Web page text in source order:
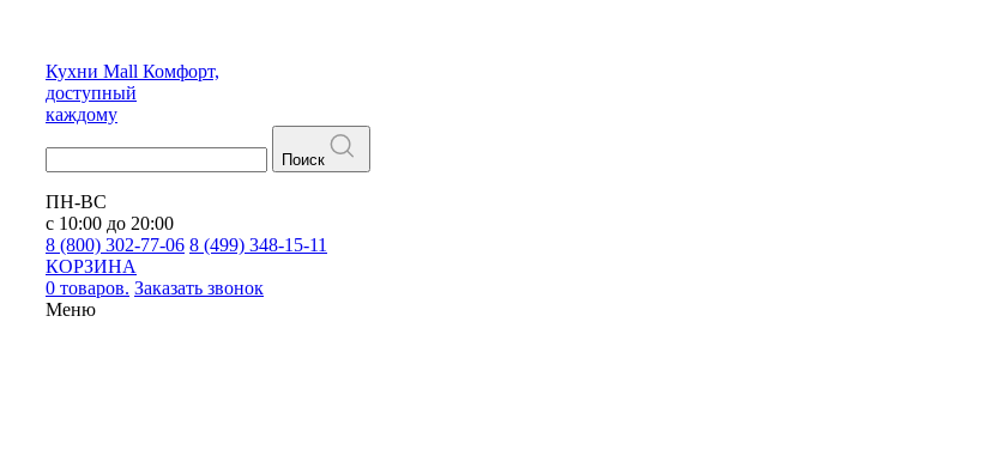
Кухни Mall Комфорт,
доступный
каждому
Поиск
ПН-ВС
с 10:00 до 20:00
8 (800) 302-77-06 8 (499) 348-15-11
КОРЗИНА
0 товаров. Заказать звонок
Меню